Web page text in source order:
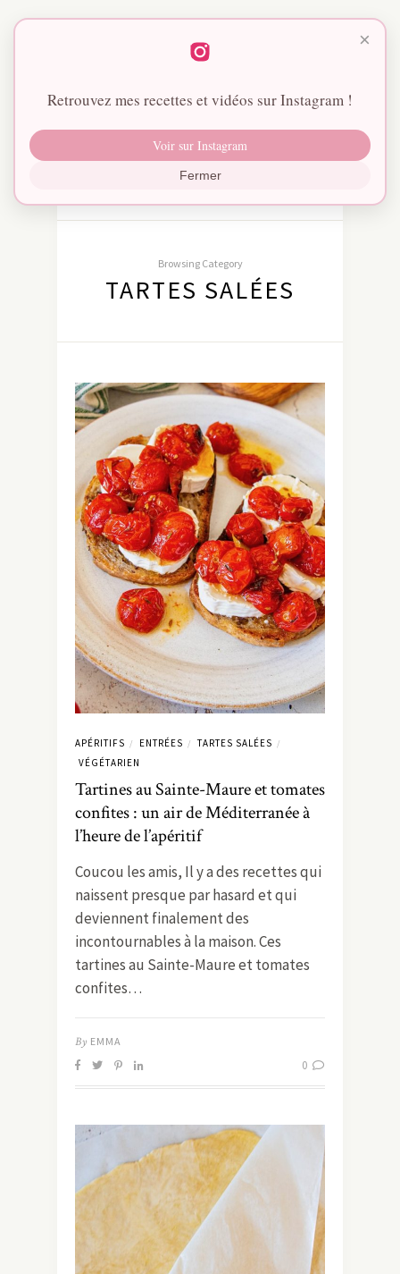
Browsing Category
TARTES SALÉES
APÉRITIFS / ENTRÉES / TARTES SALÉES /
VÉGÉTARIEN
Tartines au Sainte-Maure et tomates
confites : un air de Méditerranée à
l’heure de l’apéritif
Coucou les amis, Il y a des recettes qui
naissent presque par hasard et qui
deviennent finalement des
incontournables à la maison. Ces
tartines au Sainte-Maure et tomates
confites…
By EMMA
0
×
Retrouvez mes recettes et vidéos sur Instagram !
Voir sur Instagram
Fermer